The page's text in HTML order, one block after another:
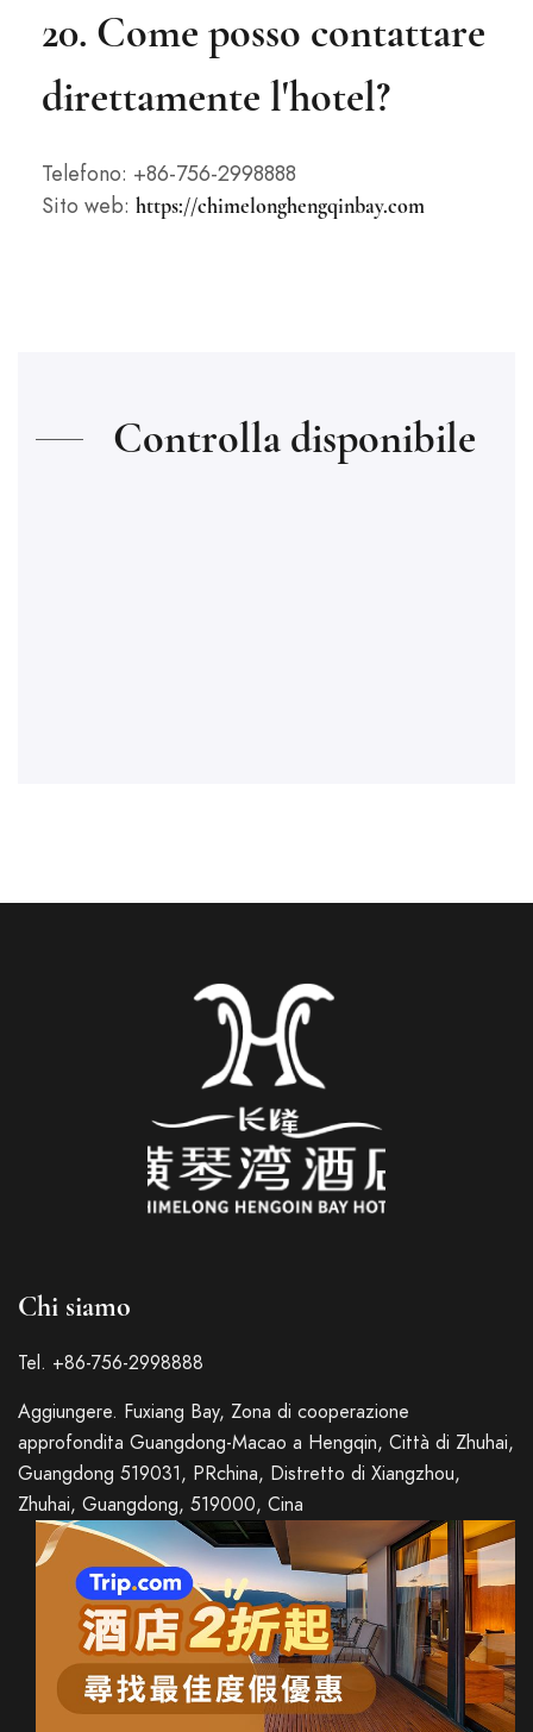
20. Come posso contattare
direttamente l'hotel?
Telefono: +86-756-2998888
Sito web: https://chimelonghengqinbay.com
Controlla disponibile
Chi siamo
Tel. +86-756-2998888
Aggiungere. Fuxiang Bay, Zona di cooperazione
approfondita Guangdong-Macao a Hengqin, Città di Zhuhai,
Guangdong 519031, PRchina, Distretto di Xiangzhou,
Zhuhai, Guangdong, 519000, Cina